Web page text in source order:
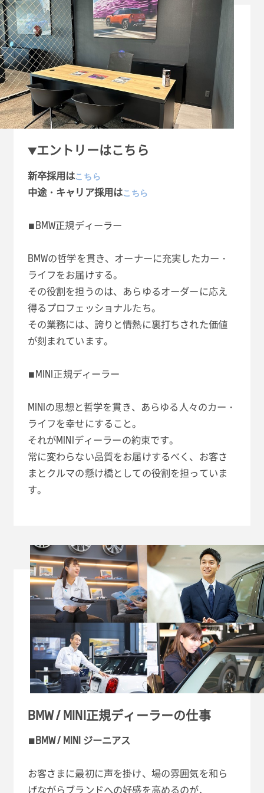
▼エントリーはこちら
新卒採用はこちら
中途・キャリア採用はこちら
■BMW正規ディーラー
BMWの哲学を貫き、オーナーに充実したカー・
ライフをお届けする。
その役割を担うのは、あらゆるオーダーに応え
得るプロフェッショナルたち。
その業務には、誇りと情熱に裏打ちされた価値
が刻まれています。
■MINI正規ディーラー
MINIの思想と哲学を貫き、あらゆる人々のカー・
ライフを幸せにすること。
それがMINIディーラーの約束です。
常に変わらない品質をお届けするべく、お客さ
まとクルマの懸け橋としての役割を担っていま
す。
BMW / MINI正規ディーラーの仕事
■BMW / MINI ジーニアス
お客さまに最初に声を掛け、場の雰囲気を和ら
げながらブランドへの好感を高めるのが、